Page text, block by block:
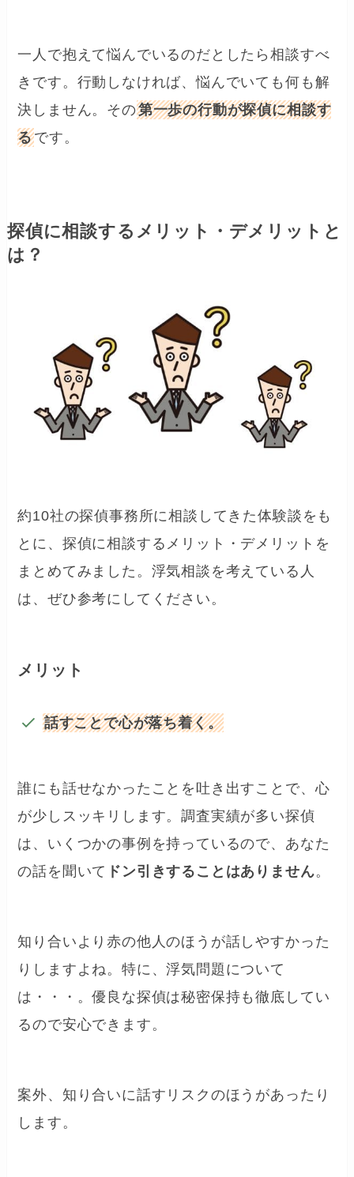
一人で抱えて悩んでいるのだとしたら相談すべ
きです。行動しなければ、悩んでいても何も解
決しません。その第一歩の行動が探偵に相談す
るです。
探偵に相談するメリット・デメリットと
は？
約10社の探偵事務所に相談してきた体験談をも
とに、探偵に相談するメリット・デメリットを
まとめてみました。浮気相談を考えている人
は、ぜひ参考にしてください。
メリット
話すことで心が落ち着く。
誰にも話せなかったことを吐き出すことで、心
が少しスッキリします。調査実績が多い探偵
は、いくつかの事例を持っているので、あなた
の話を聞いて ドン引きすることはありません。
知り合いより赤の他人のほうが話しやすかった
りしますよね。特に、浮気問題について
は・・・。優良な探偵は秘密保持も徹底してい
るので安心できます。
案外、知り合いに話すリスクのほうがあったり
します。